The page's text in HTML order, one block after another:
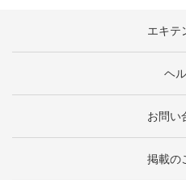
エキテ
ヘ
お問い
掲載の